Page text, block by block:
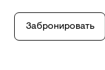
Забронировать